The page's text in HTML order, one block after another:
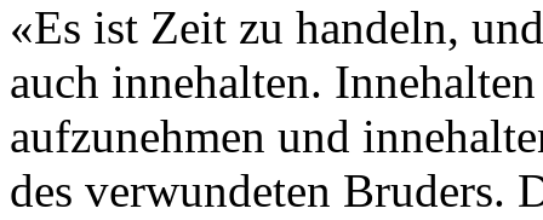
«Es ist Zeit zu handeln,
auch innehalten.
aufzunehmen und
des verwundeten Bruders.